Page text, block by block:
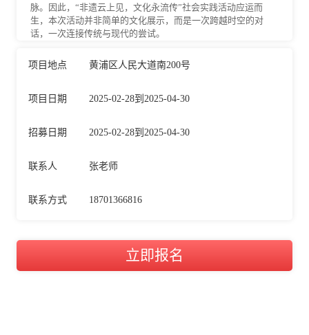
脉。因此，“非遗云上见，文化永流传”社会实践活动应运而
生，本次活动并非简单的文化展示，而是一次跨越时空的对
话，一次连接传统与现代的尝试。
项目地点 黄浦区人民大道南200号
项目日期 2025-02-28到2025-04-30
招募日期 2025-02-28到2025-04-30
联系人 张老师
联系方式 18701366816
立即报名